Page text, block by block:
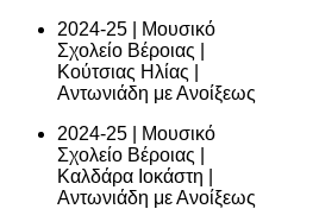
2024-25 | Μουσικό
Σχολείο Βέροιας |
Κούτσιας Ηλίας |
Αντωνιάδη με Ανοίξεως
2024-25 | Μουσικό
Σχολείο Βέροιας |
Καλδάρα Ιοκάστη |
Αντωνιάδη με Ανοίξεως